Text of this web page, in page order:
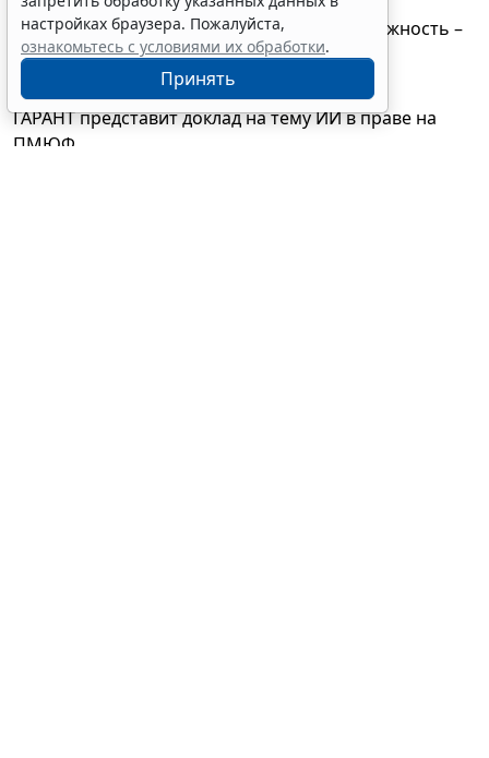
В "Гарант Коннект" появилась новая возможность –
поддержка MCP
ГАРАНТ представит доклад на тему ИИ в праве на
ПМЮФ
настройках браузера. Пожалуйста,
ознакомьтесь с условиями их обработки.
Принять